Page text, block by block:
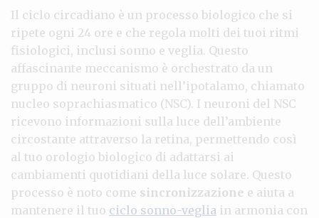
Il ciclo circadiano è un processo biologico che si
ripete ogni 24 ore e che regola molti dei tuoi ritmi
fisiologici, inclusi sonno e veglia. Questo
affascinante meccanismo è orchestrato da un
gruppo di neuroni situati nell’ipotalamo, chiamato
nucleo soprachiasmatico (NSC). I neuroni del NSC
ricevono informazioni sulla luce dell’ambiente
circostante attraverso la retina, permettendo così
al tuo orologio biologico di adattarsi ai
cambiamenti quotidiani della luce solare. Questo
processo è noto come sincronizzazione e aiuta a
mantenere il tuo ciclo sonno-veglia in armonia con